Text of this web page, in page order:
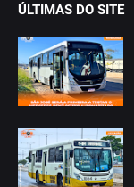
ÚLTIMAS DO SITE